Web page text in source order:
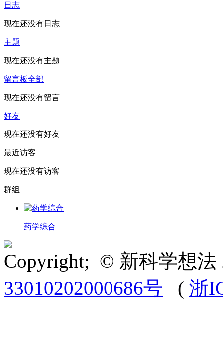
日志
现在还没有日志
主题
现在还没有主题
留言板全部
现在还没有留言
好友
现在还没有好友
最近访客
现在还没有访客
群组
药学综合
Copyright; © 新科学想
33010202000686号 ( 浙